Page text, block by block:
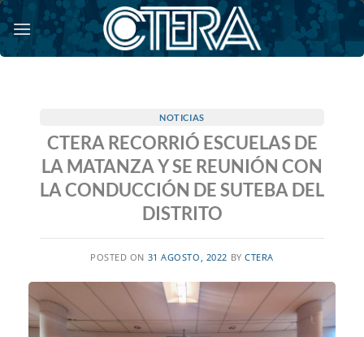
Saltar
al
contenido
NOTICIAS
CTERA RECORRIÓ ESCUELAS DE
LA MATANZA Y SE REUNIÓN CON
LA CONDUCCIÓN DE SUTEBA DEL
DISTRITO
POSTED ON 31 AGOSTO, 2022 BYCTERA